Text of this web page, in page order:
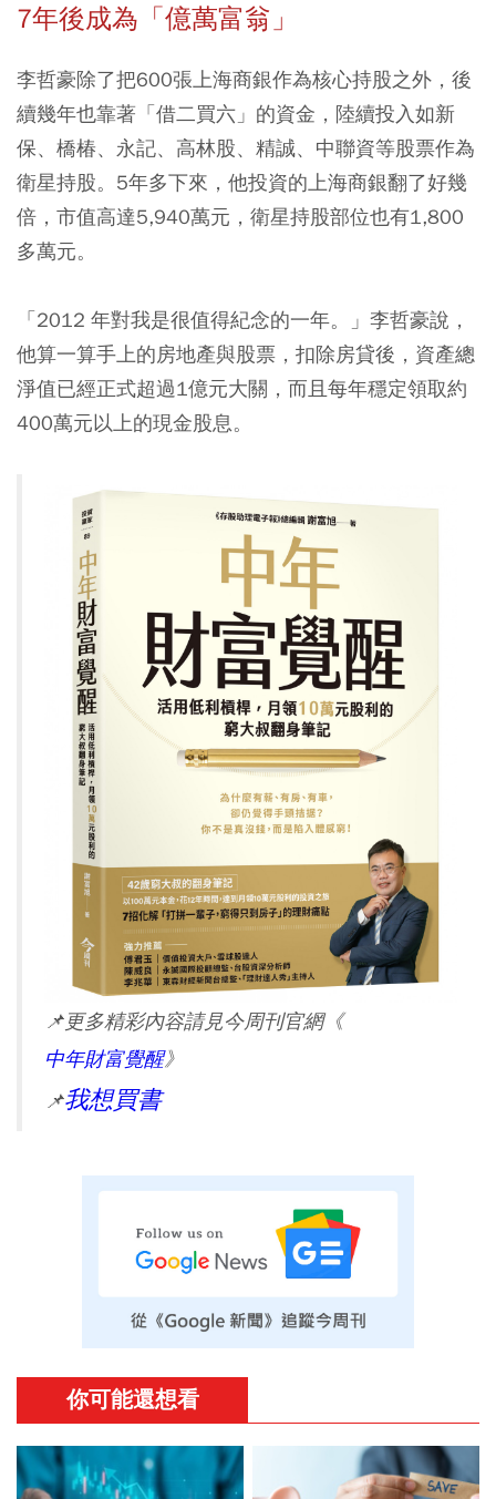
7年後成為「億萬富翁」
李哲豪除了把600張上海商銀作為核心持股之外，後
續幾年也靠著「借二買六」的資金，陸續投入如新
保、橋椿、永記、高林股、精誠、中聯資等股票作為
衛星持股。5年多下來，他投資的上海商銀翻了好幾
倍，市值高達5,940萬元，衛星持股部位也有1,800
多萬元。
「2012 年對我是很值得紀念的一年。」李哲豪說，
他算一算手上的房地產與股票，扣除房貸後，資產總
淨值已經正式超過1億元大關，而且每年穩定領取約
400萬元以上的現金股息。
📌更多精彩內容請見今周刊官網《
中年財富覺醒》
📌我想買書